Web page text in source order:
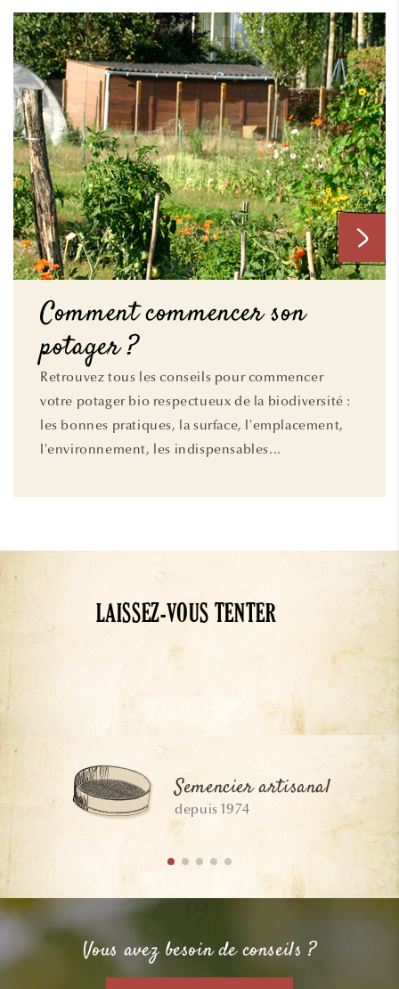
Comment commencer son
potager ?
Retrouvez tous les conseils pour commencer
votre potager bio respectueux de la biodiversité :
les bonnes pratiques, la surface, l'emplacement,
l'environnement, les indispensables...
LAISSEZ-VOUS TENTER
Semencier artisanal
depuis 1974
Vous avez besoin de conseils ?